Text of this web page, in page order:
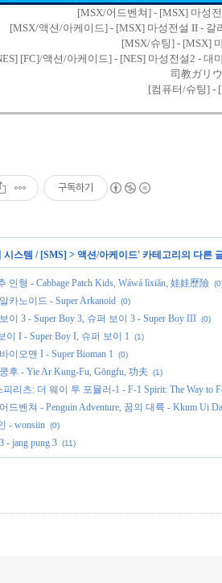
[MSX/어드벤쳐] - [MSX] 마성
[MSX/액션/아케이드] - [MSX] 마성전설 II - 갈
[MSX/슈팅] - [MSX]
[FC]/액션/아케이드] - [NES] 마성전설2 - 대
司教ガリ
[컴퓨터/슈팅] -
구독하기
시스템 / [SMS] > 액션/아케이드' 카테고리의 다른
인형 - Cabbage Patch Kids, Wáwá lìxiǎn, 娃娃歷險
카노이드 - Super Arkanoid (0)
이 3 - Super Boy 3, 슈퍼 보이 3 - Super Boy III (0)
이 I - Super Boy I, 슈퍼 보이 1 (1)
이오맨 I - Super Bioman 1 (0)
후 - Yie Ar Kung-Fu, Gōngfu, 功夫 (1)
리츠: 더 웨이 투 포뮬러-1 - F-1 Spirit: The Way to
드벤쳐 - Penguin Adventure, 꿈의 대륙 - Kkum Ui
- wonsiin (0)
- jang pung 3 (11)